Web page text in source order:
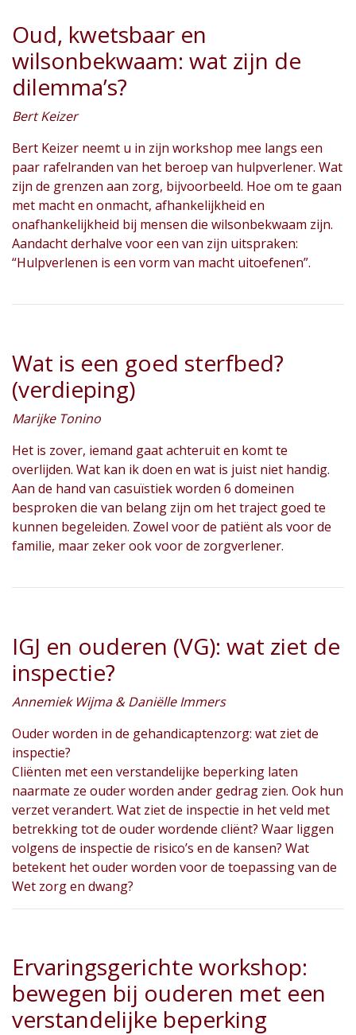
Oud, kwetsbaar en
wilsonbekwaam: wat zijn de
dilemma’s?
Bert Keizer
Bert Keizer neemt u in zijn workshop mee langs een
paar rafelranden van het beroep van hulpverlener. Wat
zijn de grenzen aan zorg, bijvoorbeeld. Hoe om te gaan
met macht en onmacht, afhankelijkheid en
onafhankelijkheid bij mensen die wilsonbekwaam zijn.
Aandacht derhalve voor een van zijn uitspraken:
“Hulpverlenen is een vorm van macht uitoefenen”.
Wat is een goed sterfbed?
(verdieping)
Marijke Tonino
Het is zover, iemand gaat achteruit en komt te
overlijden. Wat kan ik doen en wat is juist niet handig.
Aan de hand van casuïstiek worden 6 domeinen
besproken die van belang zijn om het traject goed te
kunnen begeleiden. Zowel voor de patiënt als voor de
familie, maar zeker ook voor de zorgverlener.
IGJ en ouderen (VG): wat ziet de
inspectie?
Annemiek Wijma & Daniëlle Immers
Ouder worden in de gehandicaptenzorg: wat ziet de
inspectie?
Cliënten met een verstandelijke beperking laten
naarmate ze ouder worden ander gedrag zien. Ook hun
verzet verandert. Wat ziet de inspectie in het veld met
betrekking tot de ouder wordende cliënt? Waar liggen
volgens de inspectie de risico’s en de kansen? Wat
betekent het ouder worden voor de toepassing van de
Wet zorg en dwang?
Ervaringsgerichte workshop:
bewegen bij ouderen met een
verstandelijke beperking